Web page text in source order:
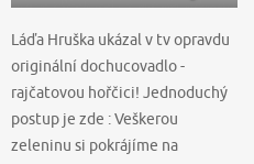
Láďa Hruška ukázal v tv opravdu
originální dochucovadlo -
rajčatovou hořčici! Jednoduchý
postup je zde : Veškerou
zeleninu si pokrájíme na